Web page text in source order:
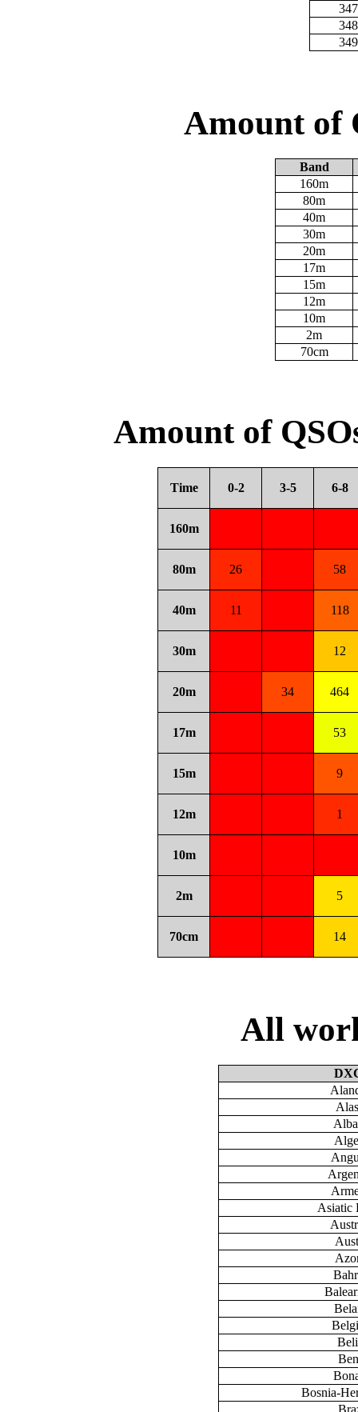
347
348
349
Amount of
Band
160m
80m
40m
30m
20m
17m
15m
12m
10m
2m
70cm
Amount of
Time 0-2 3-5 6-8
160m
80m 26 58
40m 11 118
30m 12
20m 34 464
17m 53
15m 9
12m 1
10m
2m 5
70cm 14
All
Asiatic
Bosnia-